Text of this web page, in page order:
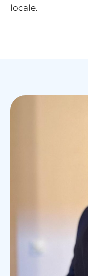
locale.